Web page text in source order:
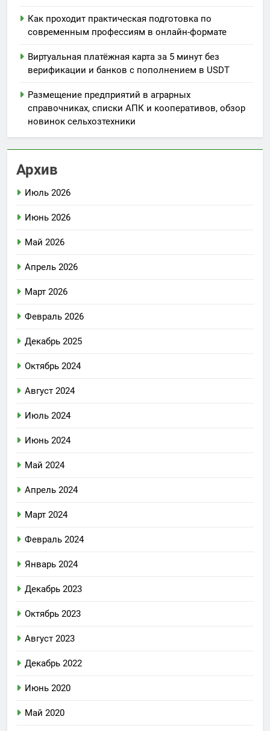
Как проходит практическая подготовка по
современным профессиям в онлайн-формате
Виртуальная платёжная карта за 5 минут без
верификации и банков с пополнением в USDT
Размещение предприятий в аграрных
справочниках, списки АПК и кооперативов, обзор
новинок сельхозтехники
Архив
Июль 2026
Июнь 2026
Май 2026
Апрель 2026
Март 2026
Февраль 2026
Декабрь 2025
Октябрь 2024
Август 2024
Июль 2024
Июнь 2024
Май 2024
Апрель 2024
Март 2024
Февраль 2024
Январь 2024
Декабрь 2023
Октябрь 2023
Август 2023
Декабрь 2022
Июнь 2020
Май 2020